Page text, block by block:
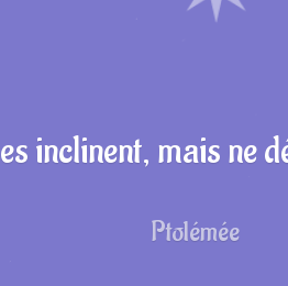
inclinent, mais ne
Ptolémée